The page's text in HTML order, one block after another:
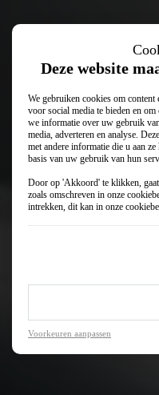
Deze website
We gebruiken cookies om content
voor social media te bieden en
we informatie over uw gebruik
media, adverteren en analyse.
met andere informatie die u aan
basis van uw gebruik van hun
Door op 'Akkoord' te klikken,
zoals omschreven in onze
intrekken, dit kan in onze
Voorkeuren aanpassen